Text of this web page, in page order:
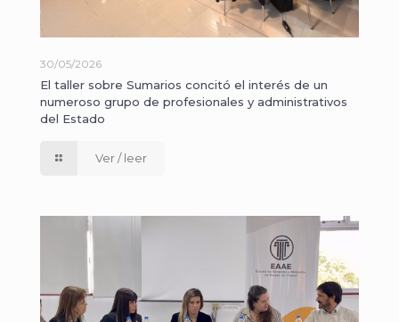
30/05/2026
El taller sobre Sumarios concitó el interés de un
numeroso grupo de profesionales y administrativos
del Estado
Ver / leer